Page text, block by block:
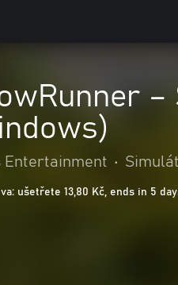
Entertainment •
ušetřete 13,80 Kč, ends in 5